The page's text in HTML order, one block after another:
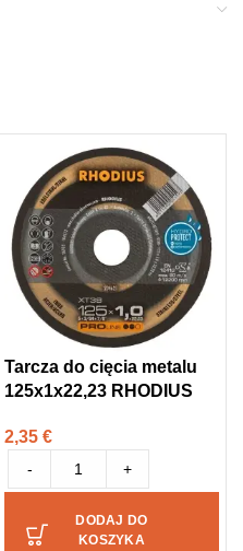
Tarcza do cięcia metalu
125x1x22,23 RHODIUS
2,35 €
- +
DODAJ DO
KOSZYKA